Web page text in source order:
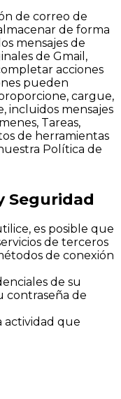
de correo de
de forma
mensajes de
de Gmail,
acciones
pueden
cargue,
incluidos mensajes
Tareas,
de herramientas
Política de
Seguridad
es posible que
de terceros
de conexión
de su
contraseña de
actividad que